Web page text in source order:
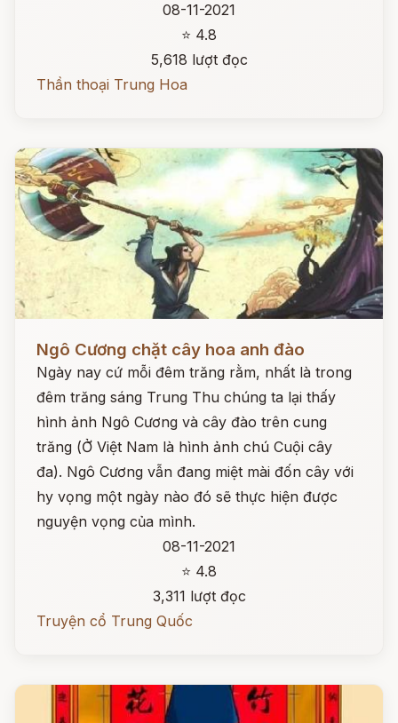
08-11-2021
⭐ 4.8
5,618 lượt đọc
Thần thoại Trung Hoa
Ngô Cương chặt cây hoa anh đào
Ngày nay cứ mỗi đêm trăng rằm, nhất là trong
đêm trăng sáng Trung Thu chúng ta lại thấy
hình ảnh Ngô Cương và cây đào trên cung
trăng (Ở Việt Nam là hình ảnh chú Cuội cây
đa). Ngô Cương vẫn đang miệt mài đốn cây với
hy vọng một ngày nào đó sẽ thực hiện được
nguyện vọng của mình.
08-11-2021
⭐ 4.8
3,311 lượt đọc
Truyện cổ Trung Quốc